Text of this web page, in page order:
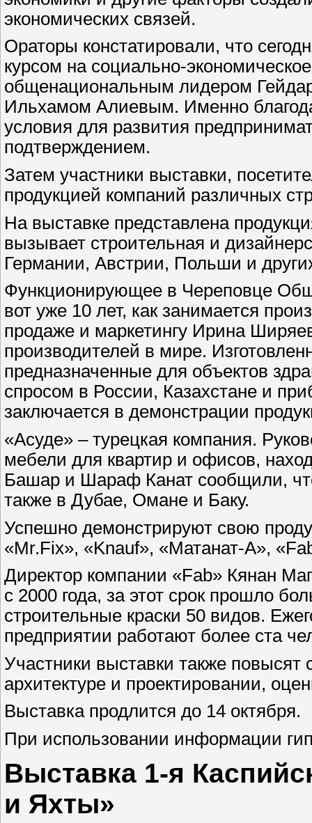
экономических связей.
Ораторы констатировали, что
курсом на социально-
общенациональным лидером
Ильхамом Алиевым. Именно
условия для развития
подтверждением.
Затем участники выставки,
продукцией компаний различных
На выставке представлена
вызывает строительная и
Германии, Австрии, Польши и
Функционирующее в Череповце
вот уже 10 лет, как занимается
продаже и маркетингу Ирина
производителей в мире.
предназначенные для объектов
спросом в России, Казахстане и
заключается в демонстрации
«Асуде» – турецкая компания.
мебели для квартир и офисов,
Башар и Шараф Канат сообщили,
также в Дубае, Омане и Баку.
Успешно демонстрируют свою
«Mr.Fix», «Knauf», «Матанат-А»,
Директор компании «Fab» Кянан
с 2000 года, за этот срок прошло
строительные краски 50 видов.
предприятии работают более ста
Участники выставки также
архитектуре и проектировании,
Выставка продлится до 14 октября.
При использовании информации
Выставка 1-я
и Яхты»